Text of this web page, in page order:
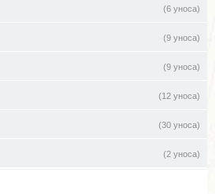
(6 уноса)
(9 уноса)
(9 уноса)
(12 уноса)
(30 уноса)
(2 уноса)